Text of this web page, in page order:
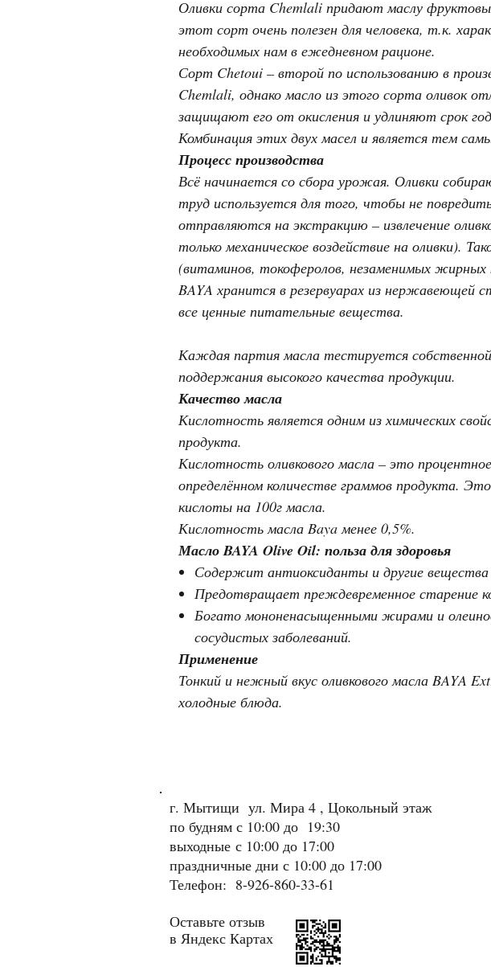
Оливки сорта Chemlali придают маслу
этот сорт очень полезен для человека, т.к.
необходимых нам в ежедневном рационе.
Сорт Chetoui – второй по использованию в
Chemlali, однако масло из этого сорта оливок
защищают его от окисления и удлиняют срок
Комбинация этих двух масел и является тем
Процесс производства
Всё начинается со сбора урожая. Оливки
труд используется для того, чтобы не
отправляются на экстракцию – извлечение
только механическое воздействие на оливки).
(витаминов, токоферолов, незаменимых жирных
BAYA хранится в резервуарах из нержавеющей
все ценные питательные вещества.
Каждая партия масла тестируется
поддержания высокого качества продукции.
Качество масла
Кислотность является одним из химических
продукта.
Кислотность оливкового масла – это
определённом количестве граммов продукта.
кислоты на 100г масла.
Кислотность масла Baya менее 0,5%.
Масло BAYA Olive Oil: польза для здоровья
Содержит антиоксиданты и другие вещества
Предотвращает преждевременное старение
Богато мононенасыщенными жирами и
сосудистых заболеваний.
Применение
Тонкий и нежный вкус оливкового масла BAYA
холодные блюда.
г. Мытищи ул. Мира 4 , Цокольный этаж
по будням с 10:00 до 19:30
выходные с 10:00 до 17:00
праздничные дни с 10:00 до 17:00
Телефон: 8-926-860-33-61
Оставьте отзыв
в Яндекс Картах